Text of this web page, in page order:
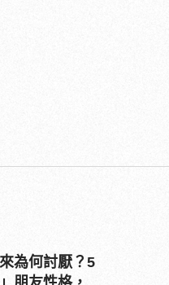
為何討厭？5